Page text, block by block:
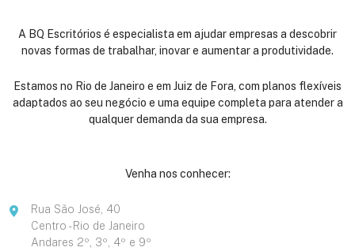
A BQ Escritórios é especialista em ajudar empresas a descobrir
novas formas de trabalhar, inovar e aumentar a produtividade.
Estamos no Rio de Janeiro e em Juiz de Fora, com planos flexíveis
adaptados ao seu negócio e uma equipe completa para atender a
qualquer demanda da sua empresa.
Venha nos conhecer:
Rua São José, 40
Centro - Rio de Janeiro
Andares 2º, 3º, 4º e 9º